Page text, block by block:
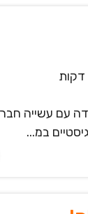
עם עשייה
במ...